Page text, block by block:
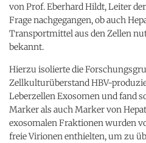
von Prof. Eberhard Hildt, Leiter
Frage nachgegangen, ob auch
Transportmittel aus den Zellen
bekannt.
Hierzu isolierte die
Zellkulturüberstand HBV-
Leberzellen Exosomen und fand
Marker als auch Marker von
exosomalen Fraktionen wurden
freie Virionen enthielten, um zu